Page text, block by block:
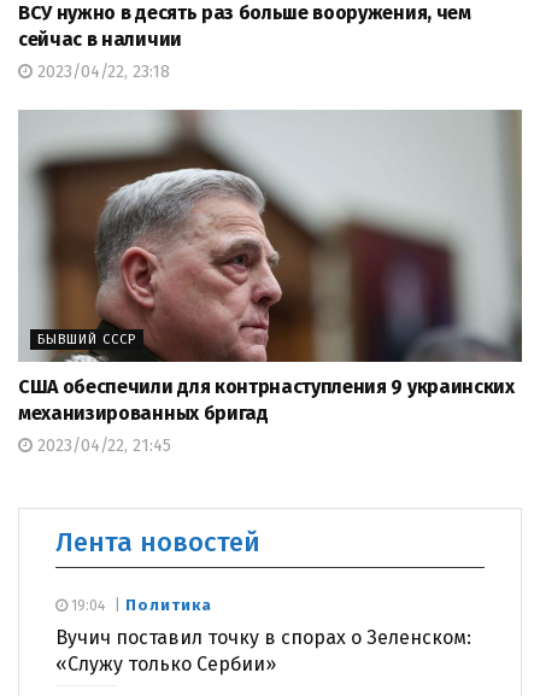
ВСУ нужно в десять раз больше вооружения, чем
сейчас в наличии
2023/04/22, 23:18
БЫВШИЙ СССР
США обеспечили для контрнаступления 9 украинских
механизированных бригад
2023/04/22, 21:45
Лента новостей
Политика
Вучич поставил точку в спорах о Зеленском:
«Служу только Сербии»
19:04